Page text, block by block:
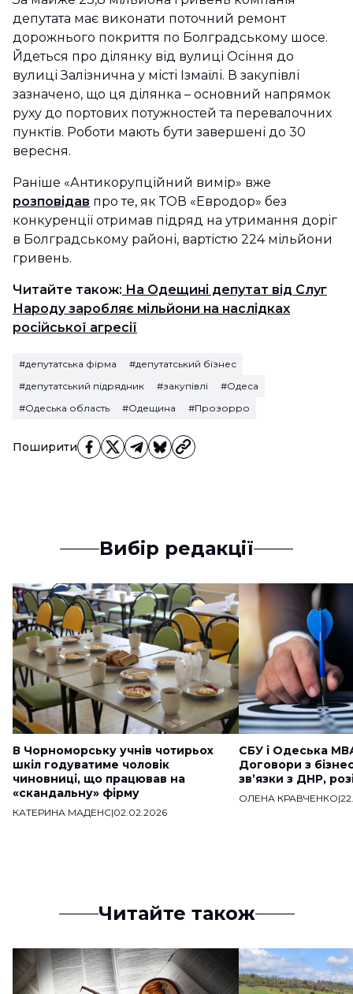
Поширити
депутата має виконати поточний ремонт
дорожнього покриття по Болградському шосе.
Йдеться про ділянку від вулиці Осіння до
вулиці Залізнична у місті Ізмаїлі. В закупівлі
зазначено, що ця ділянка – основний напрямок
руху до портових потужностей та перевалочних
пунктів. Роботи мають бути завершені до 30
вересня.
Раніше «Антикорупційний вимір» вже
розповідав про те, як ТОВ «Евродор» без
конкуренції отримав підряд на утримання доріг
в Болградському районі, вартістю 224 мільйони
гривень.
Читайте також: На Одещині депутат від Слуг
Народу заробляє мільйони на наслідках
російської агресії
#депутатська фірма
#депутатський бізнес
#депутатський підрядник
#закупівлі
#Одеса
#Одеська область
#Одещина #Прозорро
Вибір редакції
В Чорноморську учнів чотирьох
шкіл годуватиме чоловік
чиновниці, що працював на
«скандальну» фірму
КАТЕРИНА МАДЕНС|02.02.2026
СБУ і Одеська
Договори з
звʼязки з ДНР,
ОЛЕНА КРАВЧЕНКО|
Читайте також